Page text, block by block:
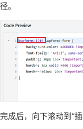
径。
完成后，向下滚动到“